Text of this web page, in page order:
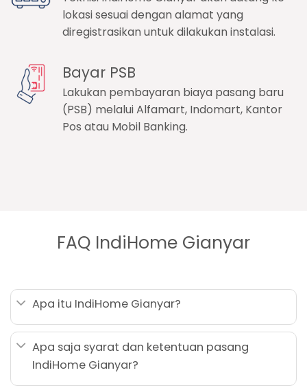
lokasi sesuai dengan alamat yang
diregistrasikan untuk dilakukan instalasi.
Bayar PSB
Lakukan pembayaran biaya pasang baru
(PSB) melalui Alfamart, Indomart, Kantor
Pos atau Mobil Banking.
FAQ IndiHome Gianyar
Apa itu IndiHome Gianyar?
Apa saja syarat dan ketentuan pasang
IndiHome Gianyar?